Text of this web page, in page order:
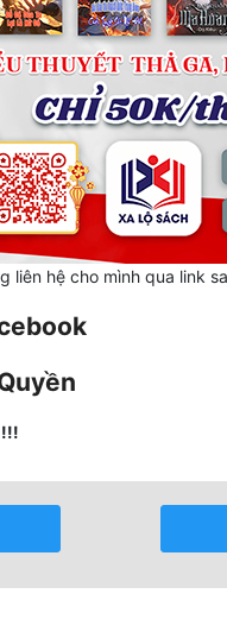
liên hệ cho mình qua link